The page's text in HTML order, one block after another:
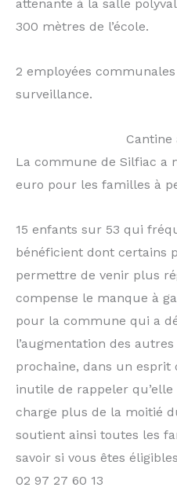
attenante à la salle
300 mètres de l’école.
2 employées
surveillance.
Cantine
La commune de Silfiac a
euro pour les familles à
15 enfants sur 53 qui
bénéficient dont certains
permettre de venir plus
compense le manque à
pour la commune qui a
l’augmentation des
prochaine, dans un esprit
inutile de rappeler qu’elle
charge plus de la moitié
soutient ainsi toutes les
savoir si vous êtes
02 97 27 60 13